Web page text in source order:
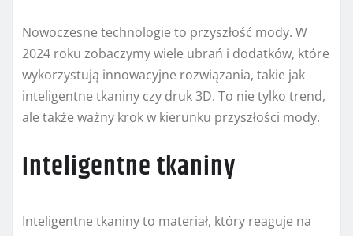
Nowoczesne technologie to przyszłość mody. W
2024 roku zobaczymy wiele ubrań i dodatków, które
wykorzystują innowacyjne rozwiązania, takie jak
inteligentne tkaniny czy druk 3D. To nie tylko trend,
ale także ważny krok w kierunku przyszłości mody.
Inteligentne tkaniny
Inteligentne tkaniny to materiał, który reaguje na